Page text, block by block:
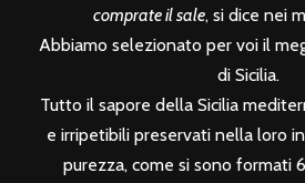
comprate il sale, si dice nei
Abbiamo selezionato per voi il
di Sicilia.
Tutto il sapore della Sicilia
e irripetibili preservati nella loro
purezza, come si sono formati